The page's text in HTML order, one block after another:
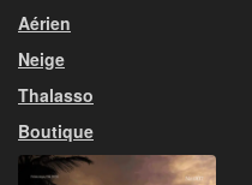
Aérien
Neige
Thalasso
Boutique